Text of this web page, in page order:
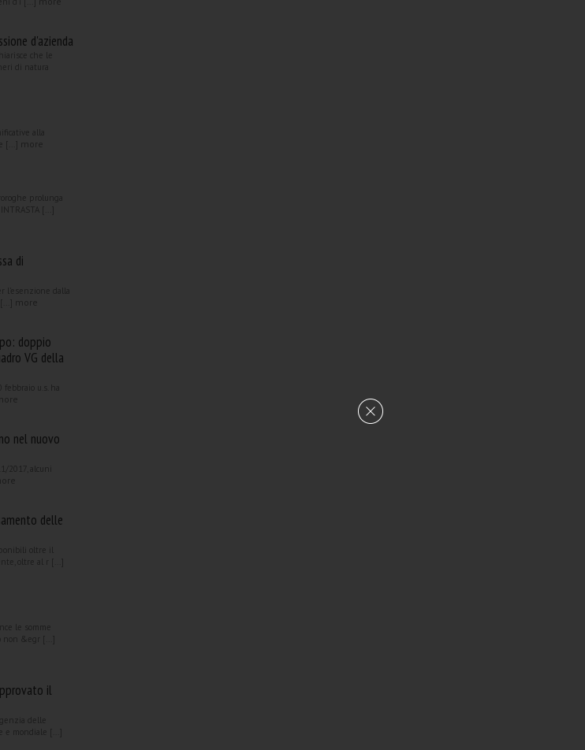
d'azienda
che le
di natura
alla
[...] more
prolunga
[...]
di
dalla
more
doppio
VG della
u.s. ha
nel nuovo
2017, alcuni
delle
oltre il
oltre al r [...]
le somme
non &egr [...]
il
delle
e mondiale [...]